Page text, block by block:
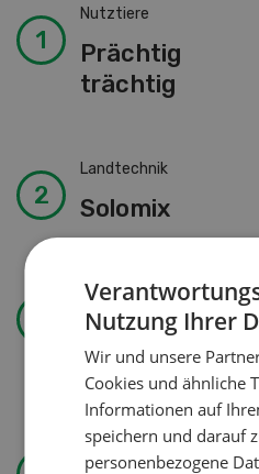
Nutztiere
Prächtig
trächtig
Landtechnik
Solomix
Betriebsführung
Kein
Bewilligung
Wasser
Nutzung Ihrer
Wir und unsere
Cookies und ähnliche
Informationen auf
speichern und darauf
personenbezogene